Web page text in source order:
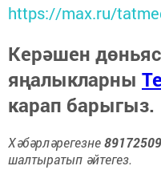
https://max.ru/
Керәшен
яңалыкларны
карап барыгыз.
Хәбәрләрегезне
шалтыратып әйтегез.